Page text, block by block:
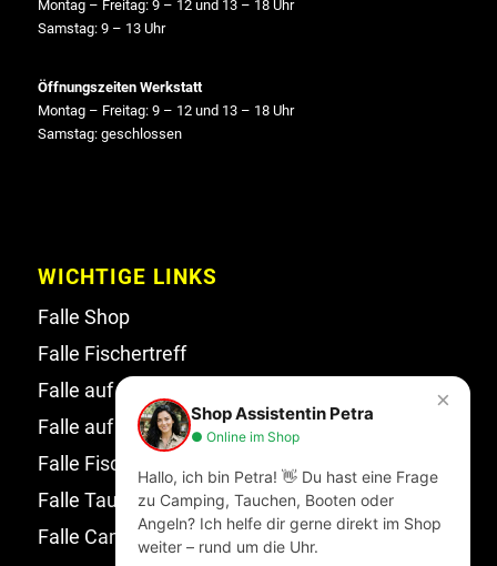
Montag – Freitag: 9 – 12 und 13 – 18 Uhr
Samstag: 9 – 13 Uhr
Öffnungszeiten Werkstatt
Montag – Freitag: 9 – 12 und 13 – 18 Uhr
Samstag: geschlossen
WICHTIGE LINKS
Falle Shop
Falle Fischertreff
Falle auf Facebook
Falle auf Instagram
Falle Fischertreff auf Facebook
Falle Tauchsport auf Facebook
Falle Campingwelt Katalog
×
Shop Assistentin Petra
● Online im Shop
Hallo, ich bin Petra! 👋 Du hast eine Frage
zu Camping, Tauchen, Booten oder
Angeln? Ich helfe dir gerne direkt im Shop
weiter – rund um die Uhr.